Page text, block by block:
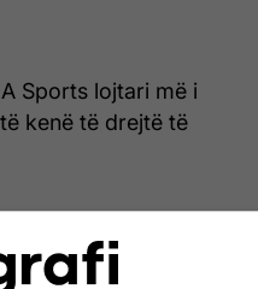
Sports lojtari më i
kenë të drejtë të